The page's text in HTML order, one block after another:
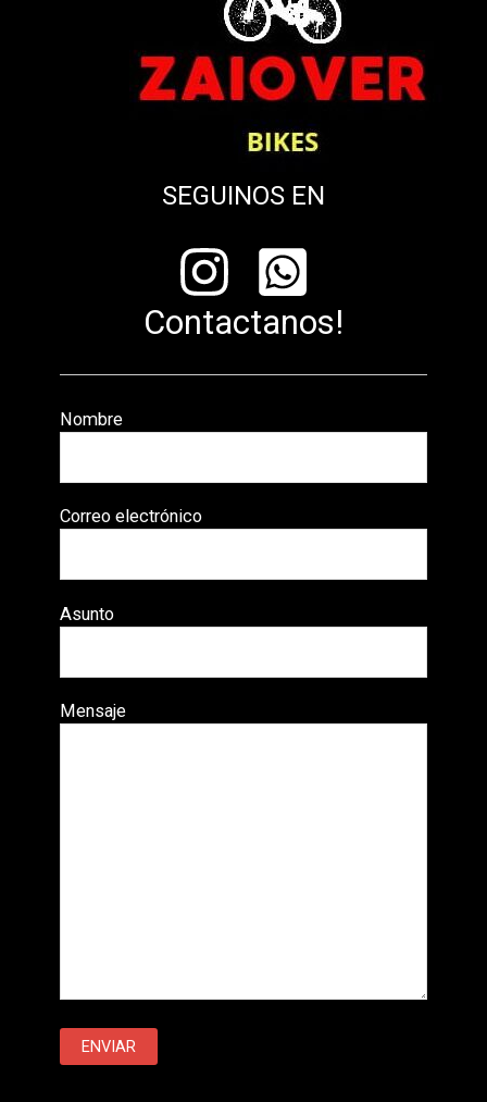
SEGUINOS EN
Contactanos!
Nombre
Correo electrónico
Asunto
Mensaje